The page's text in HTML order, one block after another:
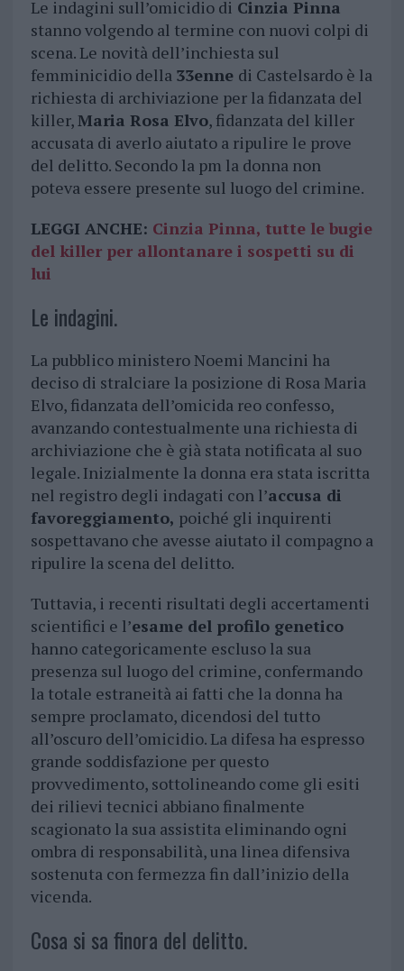
Le indagini sull’omicidio di Cinzia Pinna
stanno volgendo al termine con nuovi colpi di
scena. Le novità dell’inchiesta sul
femminicidio della 33enne di Castelsardo è la
richiesta di archiviazione per la fidanzata del
killer,Maria Rosa Elvo, fidanzata del killer
accusata di averlo aiutato a ripulire le prove
del delitto. Secondo la pm la donna non
poteva essere presente sul luogo del crimine.
LEGGI ANCHE: Cinzia Pinna, tutte le bugie
del killer per allontanare i sospetti su di
lui
Le indagini.
La pubblico ministero Noemi Mancini ha
deciso di stralciare la posizione di Rosa Maria
Elvo, fidanzata dell’omicida reo confesso,
avanzando contestualmente una richiesta di
archiviazione che è già stata notificata al suo
legale. Inizialmente la donna era stata iscritta
nel registro degli indagati con l’accusa di
favoreggiamento, poiché gli inquirenti
sospettavano che avesse aiutato il compagno a
ripulire la scena del delitto.
Tuttavia, i recenti risultati degli accertamenti
scientifici e l’esame del profilo genetico
hanno categoricamente escluso la sua
presenza sul luogo del crimine, confermando
la totale estraneità ai fatti che la donna ha
sempre proclamato, dicendosi del tutto
all’oscuro dell’omicidio. La difesa ha espresso
grande soddisfazione per questo
provvedimento, sottolineando come gli esiti
dei rilievi tecnici abbiano finalmente
scagionato la sua assistita eliminando ogni
ombra di responsabilità, una linea difensiva
sostenuta con fermezza fin dall’inizio della
vicenda.
Cosa si sa finora del delitto.